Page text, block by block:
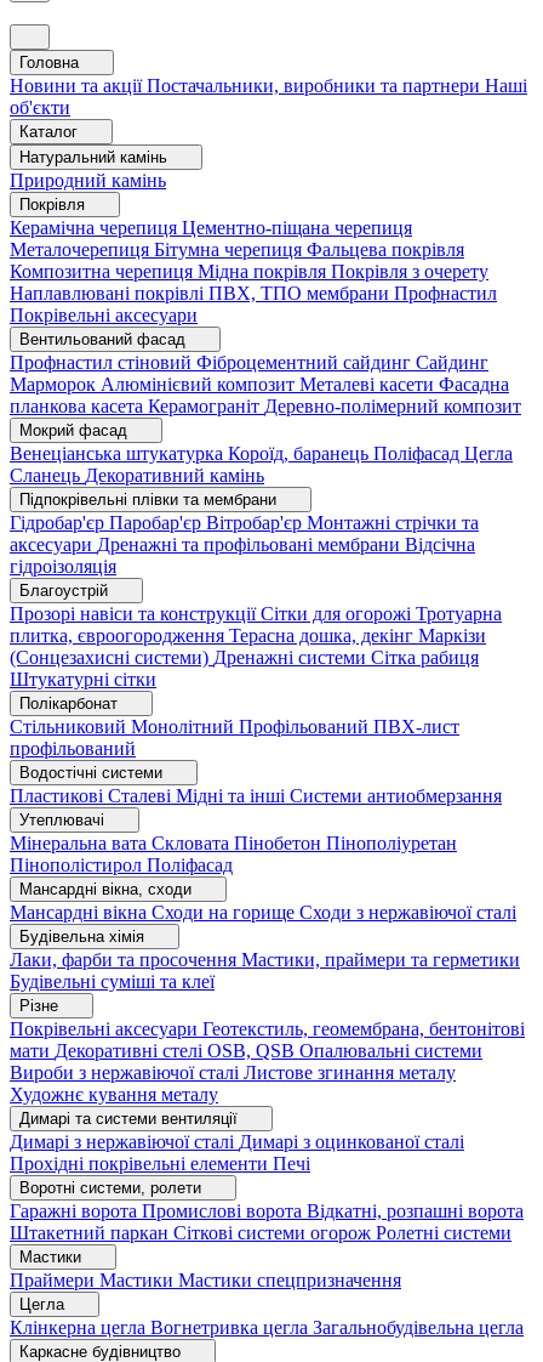
Головна
Новини та акціїПостачальники, виробники та партнери Наші
об'єкти
Каталог
Натуральний камінь
Природний камінь
Покрівля
Керамічна черепиця Цементно-піщана черепиця
Металочерепиця Бітумна черепиця Фальцева покрівля
Композитна черепиця Мідна покрівля Покрівля з очерету
Наплавлювані покрівлі ПВХ, ТПО мембрани Профнастил
Покрівельні аксесуари
Вентильований фасад
Профнастил стіновий Фіброцементний сайдинг Сайдинг
Марморок Алюмінієвий композит Металеві касети Фасадна
планкова касета Керамограніт Деревно-полімерний композит
Мокрий фасад
Венеціанська штукатурка Короїд, баранець Поліфасад Цегла
Сланець Декоративний камінь
Підпокрівельні плівки та мембрани
Гідробар'єр Паробар'єр Вітробар'єр Монтажні стрічки та
аксесуари Дренажні та профільовані мембрани Відсічна
гідроізоляція
Благоустрій
Прозорі навіси та конструкціїСітки для огорожі Тротуарна
плитка, євроогородження Терасна дошка, декінг Маркізи
(Сонцезахисні системи) Дренажні системи Сітка рабиця
Штукатурні сітки
Полікарбонат
Стільниковий Монолітний Профільований ПВХ-лист
профільований
Водостічні системи
Пластикові Сталеві Мідні та інші Системи антиобмерзання
Утеплювачі
Мінеральна вата Скловата Пінобетон Пінополіуретан
Пінополістирол Поліфасад
Мансардні вікна, сходи
Мансардні вікна Сходи на горище Сходи з нержавіючої сталі
Будівельна хімія
Лаки, фарби та просочення Мастики, праймери та герметики
Будівельні суміші та клеї
Різне
Покрівельні аксесуари Геотекстиль, геомембрана, бентонітові
мати Декоративні стелі OSB, QSB Опалювальні системи
Вироби з нержавіючої сталі Листове згинання металу
Художнє кування металу
Димарі та системи вентиляції
Димарі з нержавіючої сталі Димарі з оцинкованої сталі
Прохідні покрівельні елементи Печі
Воротні системи, ролети
Гаражні ворота Промислові ворота Відкатні, розпашні ворота
Штакетний паркан Сіткові системи огорож Ролетні системи
Мастики
Праймери Мастики Мастики спецпризначення
Цегла
Клінкерна цегла Вогнетривка цегла Загальнобудівельна цегла
Каркасне будівництво